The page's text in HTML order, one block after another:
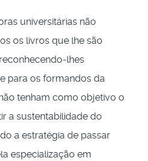
universitárias não
os livros que lhe são
lhes
para os formandos da
tenham como objetivo o
a sustentabilidade do
a estratégia de passar
especialização em